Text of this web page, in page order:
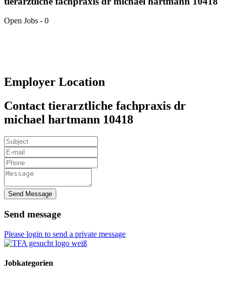
Open Jobs - 0
Employer Location
Contact tierarztliche fachpraxis dr
michael hartmann 10418
Send Message
Send message
Please login to send a private message
Jobkategorien